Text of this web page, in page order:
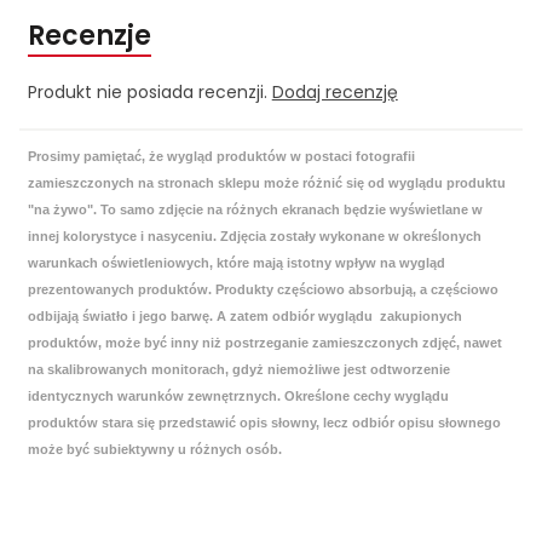
Recenzje
Produkt nie posiada recenzji. Dodaj recenzję
Prosimy pamiętać, że wygląd produktów w postaci fotografii
zamieszczonych na stronach sklepu może różnić się od wyglądu produktu
"na żywo". To samo zdjęcie na różnych ekranach będzie wyświetlane w
innej kolorystyce i nasyceniu. Zdjęcia zostały wykonane w określonych
warunkach oświetleniowych, które mają istotny wpływ na wygląd
prezentowanych produktów. Produkty częściowo absorbują, a częściowo
odbijają światło i jego barwę. A zatem odbiór wyglądu zakupionych
produktów, może być inny niż postrzeganie zamieszczonych zdjęć, nawet
na skalibrowanych monitorach, gdyż niemożliwe jest odtworzenie
identycznych warunków zewnętrznych. Określone cechy wyglądu
produktów stara się przedstawić opis słowny, lecz odbiór opisu słownego
może być subiektywny u różnych osób.